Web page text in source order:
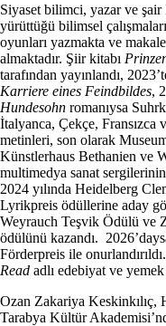
Siyaset bilimci, yazar ve
yürüttüğü bilimsel
oyunları yazmakta ve
almaktadır. Şiir kitabı
tarafından yayınlandı,
Karriere eines Feindbildes,
Hundesohn romanıysa
İtalyanca, Çekçe,
metinleri, son olarak
Künstlerhaus Bethanien ve
multimedya sanat
2024 yılında Heidelberg
Lyrikpreis ödüllerine aday
Weyrauch Teşvik Ödülü ve
ödülünü kazandı.
Förderpreis ile
Read adlı edebiyat ve
Ozan Zakariya Keskinkılıç,
Tarabya Kültür